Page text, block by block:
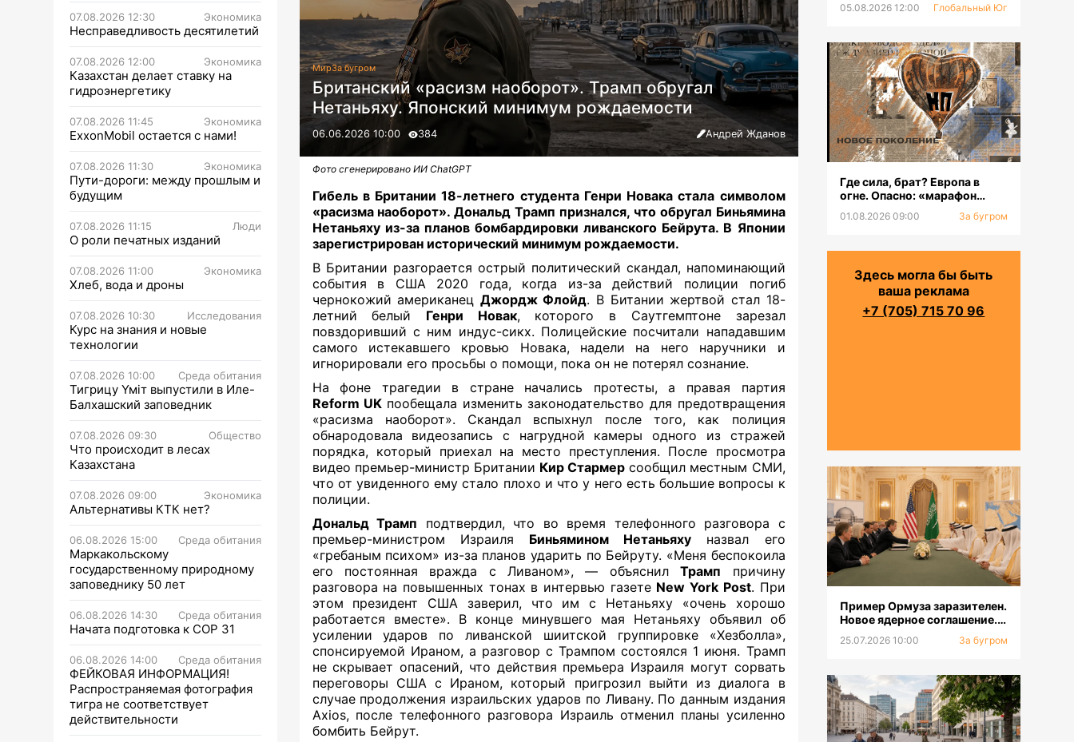
07.08.2026 12:30 Экономика
Несправедливость десятилетий
07.08.2026 12:00 Экономика
Казахстан делает ставку на
гидроэнергетику
07.08.2026 11:45 Экономика
ExxonMobil остается с нами!
07.08.2026 11:30 Экономика
Пути-дороги: между прошлым и
будущим
07.08.2026 11:15 Люди
О роли печатных изданий
07.08.2026 11:00 Экономика
Хлеб, вода и дроны
07.08.2026 10:30 Исследования
Курс на знания и новые
технологии
07.08.2026 10:00 Среда обитания
Тигрицу Үміт выпустили в Иле-
Балхашский заповедник
07.08.2026 09:30 Общество
Что происходит в лесах
Казахстана
07.08.2026 09:00 Экономика
Альтернативы КТК нет?
06.08.2026 15:00 Среда обитания
Маркакольскому
государственному природному
заповеднику 50 лет
06.08.2026 14:30 Среда обитания
Начата подготовка к СОР 31
06.08.2026 14:00 Среда обитания
ФЕЙКОВАЯ ИНФОРМАЦИЯ!
Распространяемая фотография
тигра не соответствует
действительности
МирЗа бугром
Британский «расизм наоборот». Трамп обругал
Нетаньяху. Японский минимум рождаемости
06.06.2026 10:00 384 Андрей Жданов
Фото сгенерировано ИИ ChatGPT
Гибель в Британии 18-летнего студента Генри Новака стала символом
«расизма наоборот». Дональд Трамп признался, что обругал Биньямина
Нетаньяху из-за планов бомбардировки ливанского Бейрута. В Японии
зарегистрирован исторический минимум рождаемости.
В Британии разгорается острый политический скандал, напоминающий
события в США 2020 года, когда из-за действий полиции погиб
чернокожий американец Джордж Флойд. В Битании жертвой стал 18-
летний белый Генри Новак, которого в Саутгемптоне зарезал
повздоривший с ним индус-сикх. Полицейские посчитали нападавшим
самого истекавшего кровью Новака, надели на него наручники и
игнорировали его просьбы о помощи, пока он не потерял сознание.
На фоне трагедии в стране начались протесты, а правая партия
Reform UK пообещала изменить законодательство для предотвращения
«расизма наоборот». Скандал вспыхнул после того, как полиция
обнародовала видеозапись с нагрудной камеры одного из стражей
порядка, который приехал на место преступления. После просмотра
видео премьер-министр Британии Кир Стармер сообщил местным СМИ,
что от увиденного ему стало плохо и что у него есть большие вопросы к
полиции.
Дональд Трамп подтвердил, что во время телефонного разговора с
премьер-министром Израиля Биньямином Нетаньяху назвал его
«гребаным психом» из-за планов ударить по Бейруту. «Меня беспокоила
его постоянная вражда с Ливаном», — объяснилТрамп причину
разговора на повышенных тонах в интервью газете New York Post. При
этом президент США заверил, что им с Нетаньяху «очень хорошо
работается вместе». В конце минувшего мая Нетаньяху объявил об
усилении ударов по ливанской шиитской группировке «Хезболла»,
спонсируемой Ираном, а разговор с Трампом состоялся 1 июня. Трамп
не скрывает опасений, что действия премьера Израиля могут сорвать
переговоры США с Ираном, который пригрозил выйти из диалога в
случае продолжения израильских ударов по Ливану. По данным издания
Axios, после телефонного разговора Израиль отменил планы усиленно
бомбить Бейрут.
05.08.2026 12:00 Глобальный Юг
Где сила, брат? Европа в
огне. Опасно: «марафон
01.08.2026 09:00 За бугром
Здесь могла бы быть
ваша реклама
+7 (705) 715 70 96
Пример Ормуза заразителен.
Новое ядерное соглашение.
25.07.2026 10:00 За бугром